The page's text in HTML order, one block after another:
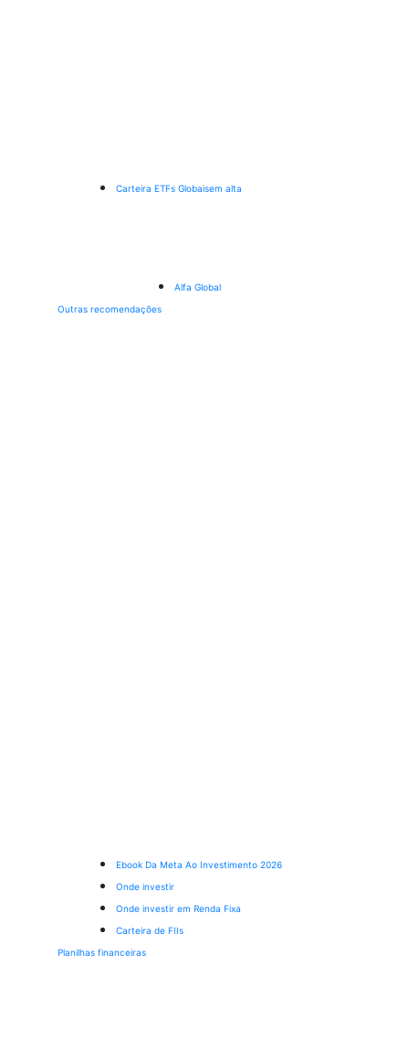
Carteira ETFs Globaisem alta
Alfa Global
Outras recomendações
Ebook Da Meta Ao Investimento 2026
Onde investir
Onde investir em Renda Fixa
Carteira de FIIs
Planilhas financeiras